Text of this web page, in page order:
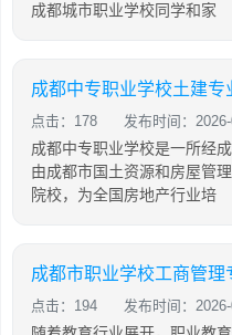
成都城市职业学校同学和家
成都中专职业学校土建专
点击：178 发布时间：
成都中专职业学校是一所经
由成都市国土资源和房屋管
院校，为全国房地产行业培
成都市职业学校工商管理
点击：194 发布时间：